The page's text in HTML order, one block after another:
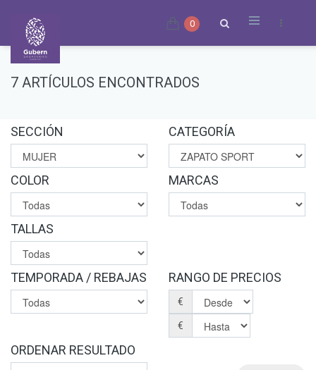
0
7 ARTÍCULOS ENCONTRADOS
SECCIÓN CATEGORÍA
COLOR MARCAS
TALLAS
TEMPORADA / REBAJAS RANGO DE PRECIOS
€
€
ORDENAR RESULTADO